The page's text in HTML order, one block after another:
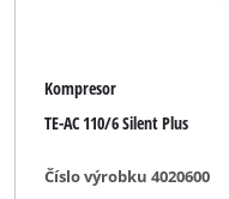
Kompresor
TE-AC 110/6 Silent Plus
Číslo výrobku 4020600